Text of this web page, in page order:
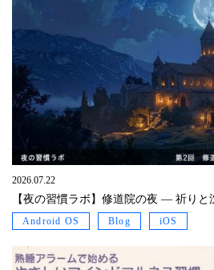
2026.07.22
【夜の習慣ラボ】修道院の夜 ― 祈りと
Android OS Blog iOS